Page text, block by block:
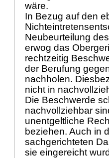
wäre.
In Bezug auf den
Neubeurteilung
erwog das
rechtzeitig
der Berufung
nachholen.
nicht in
Die Beschwerde
nachvollziehbar
unentgeltliche
beziehen. Auch in
sachgerichteten
sie eingereicht